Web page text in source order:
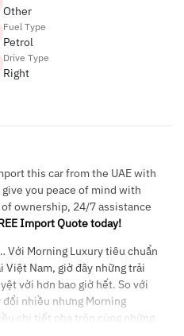
Other
Fuel Type
Petrol
Drive Type
Right
this car from the UAE with
you peace of mind with
ownership, 24/7 assistance
Import Quote today!
Với Morning Luxury tiêu chuẩn
Việt Nam, giờ đây những trải
vời hơn bao giờ hết. So với
nhiều nhưng Morning
chi tiết pha trộn cùng những